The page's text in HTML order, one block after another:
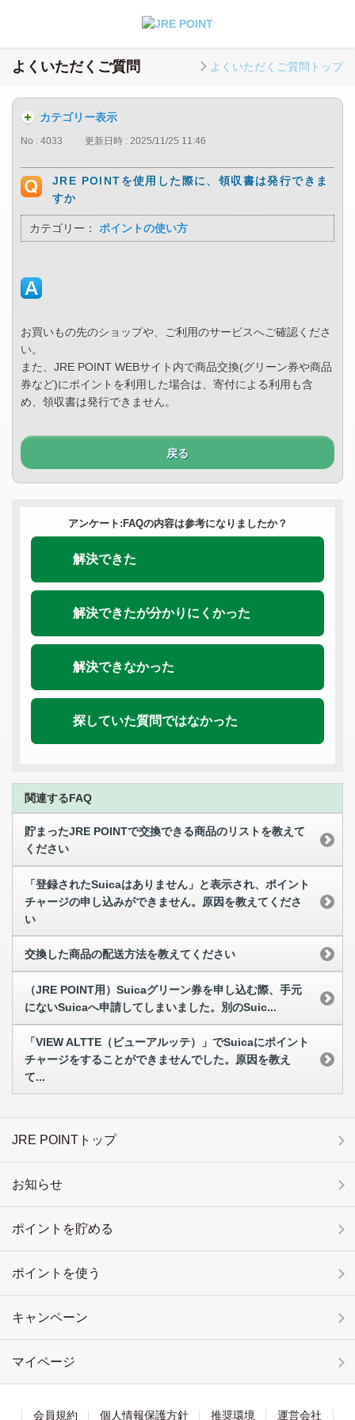
よくいただくご質問 よくいただくご質問トップ
カテゴリー表示
No : 4033 更新日時 : 2025/11/25 11:46
JRE POINTを使用した際に、領収書は発行できま
すか
カテゴリー： ポイントの使い方
お買いもの先のショップや、ご利用のサービスへご確認くださ
い。
また、JRE POINT WEBサイト内で商品交換(グリーン券や商品
券など)にポイントを利用した場合は、寄付による利用も含
め、領収書は発行できません。
戻る
アンケート:FAQの内容は参考になりましたか？
解決できた
解決できたが分かりにくかった
解決できなかった
探していた質問ではなかった
関連するFAQ
貯まったJRE POINTで交換できる商品のリストを教えて
ください
「登録されたSuicaはありません」と表示され、ポイント
チャージの申し込みができません。原因を教えてくださ
い
交換した商品の配送方法を教えてください
（JRE POINT用）Suicaグリーン券を申し込む際、手元
にないSuicaへ申請してしまいました。別のSuic...
「VIEW ALTTE（ビューアルッテ）」でSuicaにポイント
チャージをすることができませんでした。原因を教え
て...
JRE POINTトップ
お知らせ
ポイントを貯める
ポイントを使う
キャンペーン
マイページ
会員規約 個人情報保護方針 推奨環境 運営会社